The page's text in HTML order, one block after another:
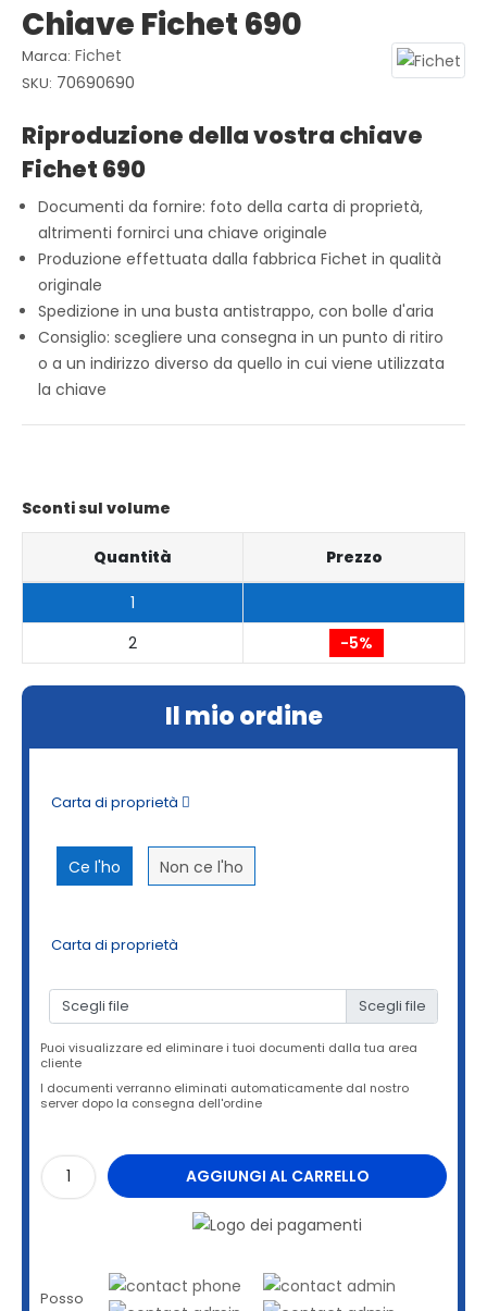
Chiave Fichet 690
Marca: Fichet
SKU: 70690690
Riproduzione della vostra chiave
Fichet 690
Documenti da fornire: foto della carta di proprietà,
altrimenti fornirci una chiave originale
Produzione effettuata dalla fabbrica Fichet in qualità
originale
Spedizione in una busta antistrappo, con bolle d'aria
Consiglio: scegliere una consegna in un punto di ritiro
o a un indirizzo diverso da quello in cui viene utilizzata
la chiave
Sconti sul volume
Quantità Prezzo
1
2
-5%
Il mio ordine
Carta di proprietà
Ce l'ho Non ce l'ho
Carta di proprietà
Scegli file
Puoi visualizzare ed eliminare i tuoi documenti dalla tua area
cliente
I documenti verranno eliminati automaticamente dal nostro
server dopo la consegna dell'ordine
AGGIUNGI AL CARRELLO
Posso